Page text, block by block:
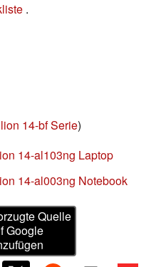
.
14-bf Serie)
14-al103ng Laptop
14-al003ng Notebook
Quelle
Google